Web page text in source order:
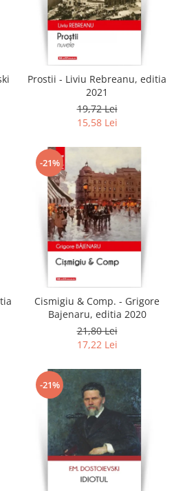
Prostii - Liviu Rebreanu, editia
2021
19,72 Lei
15,58 Lei
-21%
Cismigiu & Comp. - Grigore
Bajenaru, editia 2020
21,80 Lei
17,22 Lei
-21%